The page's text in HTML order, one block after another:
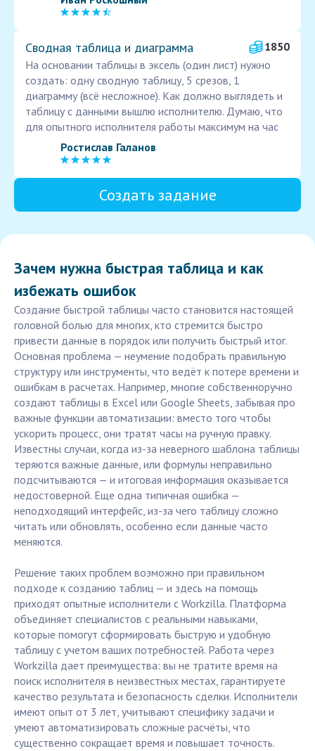
Сводная таблица и диаграмма
1850
На основании таблицы в эксель (один лист) нужно
создать: одну сводную таблицу, 5 срезов, 1
диаграмму (всё несложное). Как должно выглядеть и
таблицу с данными вышлю исполнителю. Думаю, что
для опытного исполнителя работы максимум на час
Ростислав Галанов
Создать задание
Зачем нужна быстрая таблица и как
избежать ошибок
Создание быстрой таблицы часто становится настоящей
головной болью для многих, кто стремится быстро
привести данные в порядок или получить быстрый итог.
Основная проблема — неумение подобрать правильную
структуру или инструменты, что ведёт к потере времени и
ошибкам в расчетах. Например, многие собственноручно
создают таблицы в Excel или Google Sheets, забывая про
важные функции автоматизации: вместо того чтобы
ускорить процесс, они тратят часы на ручную правку.
Известны случаи, когда из-за неверного шаблона таблицы
теряются важные данные, или формулы неправильно
подсчитываются — и итоговая информация оказывается
недостоверной. Еще одна типичная ошибка —
неподходящий интерфейс, из-за чего таблицу сложно
читать или обновлять, особенно если данные часто
меняются.
Решение таких проблем возможно при правильном
подходе к созданию таблиц — и здесь на помощь
приходят опытные исполнители с Workzilla. Платформа
объединяет специалистов с реальными навыками,
которые помогут сформировать быструю и удобную
таблицу с учетом ваших потребностей. Работа через
Workzilla дает преимущества: вы не тратите время на
поиск исполнителя в неизвестных местах, гарантируете
качество результата и безопасность сделки. Исполнители
имеют опыт от 3 лет, учитывают специфику задачи и
умеют автоматизировать сложные расчёты, что
существенно сокращает время и повышает точность.